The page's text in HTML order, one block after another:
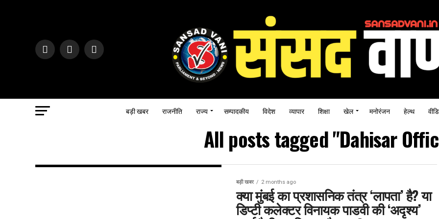
बड़ी खबर राजनीति राज्य सम्पादकीय विदेश व्यापार शिक्षा खेल मनोरंजन हेल्थ
All posts tagged "Dahisar
बड़ी खबर 2 months ago
क्या मुंबई का प्रशासनिक तंत्र ‘लापता’ है? या
डिप्टी कलेक्टर विनायक पाडवी की ‘अदृश्य’